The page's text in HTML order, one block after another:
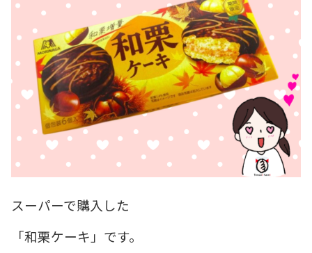
スーパーで購入した
「和栗ケーキ」です。